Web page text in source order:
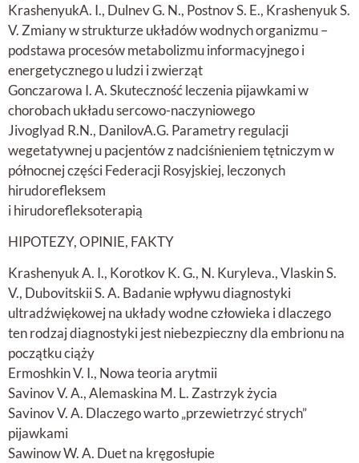
KrashenyukA. I., Dulnev G. N., Postnov S. E., Krashenyuk S.
V. Zmiany w strukturze układów wodnych organizmu –
podstawa procesów metabolizmu informacyjnego i
energetycznego u ludzi i zwierząt
Gonczarowa I. A. Skuteczność leczenia pijawkami w
chorobach układu sercowo-naczyniowego
Jivoglyad R.N., DanilovA.G. Parametry regulacji
wegetatywnej u pacjentów z nadciśnieniem tętniczym w
północnej części Federacji Rosyjskiej, leczonych
hirudorefleksem
i hirudorefleksoterapią
HIPOTEZY, OPINIE, FAKTY
Krashenyuk A. I., Korotkov K. G., N. Kuryleva., Vlaskin S.
V., Dubovitskii S. A. Badanie wpływu diagnostyki
ultradźwiękowej na układy wodne człowieka i dlaczego
ten rodzaj diagnostyki jest niebezpieczny dla embrionu na
początku ciąży
Ermoshkin V. I., Nowa teoria arytmii
Savinov V. A., Alemaskina M. L. Zastrzyk życia
Savinov V. A. Dlaczego warto „przewietrzyć strych”
pijawkami
Sawinow W. A. Duet na kręgosłupie